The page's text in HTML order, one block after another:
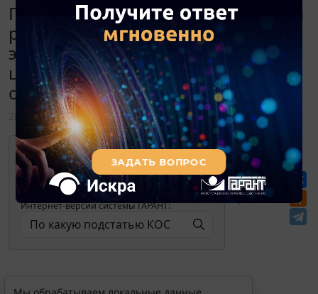
По какую подстатью КОСГУ отнести
расходы на техническую
экспертизу основного средства в
целях списания компьютерной и
офисной техники?
28 июня 2022
Для просмотра актуального текста
документа и получения полной
информации о вступлении в силу,
изменениях и порядке применения
документа, воспользуйтесь поиском в
Интернет-версии системы ГАРАНТ:
Перепечатка